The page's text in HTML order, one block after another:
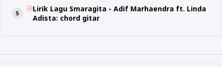
Lirik Lagu Smaragita - Adif Marhaendra ft. Linda
Adista: chord gitar